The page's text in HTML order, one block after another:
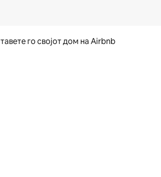
го својот дом на Airbnb